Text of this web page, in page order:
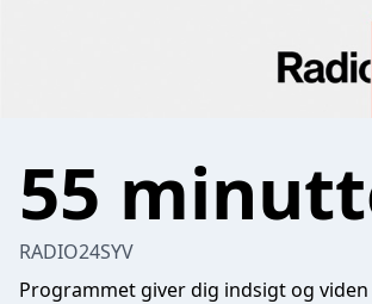
55
RADIO24SYV
Programmet giver dig indsigt og